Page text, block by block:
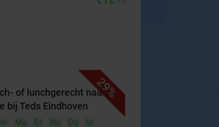
29%
of lunchgerecht naar
bij Teds Eindhoven
Ma Di Wo Do
Vr